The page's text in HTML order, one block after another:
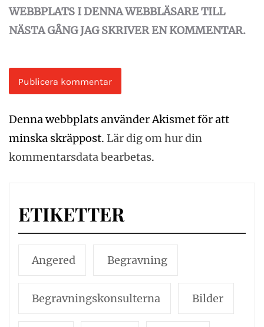
WEBBPLATS I DENNA WEBBLÄSARE TILL
NÄSTA GÅNG JAG SKRIVER EN KOMMENTAR.
Denna webbplats använder Akismet för att
minska skräppost. Lär dig om hur din
kommentarsdata bearbetas.
ETIKETTER
Angered Begravning
Begravningskonsulterna Bilder